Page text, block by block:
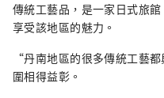
傳統工藝品，是一家日式旅
享受該地區的魅力。
“丹南地區的很多傳統工藝
圍相得益彰。